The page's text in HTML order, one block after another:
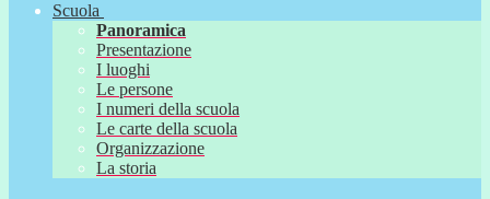
Scuola
Panoramica
Presentazione
I luoghi
Le persone
I numeri della scuola
Le carte della scuola
Organizzazione
La storia